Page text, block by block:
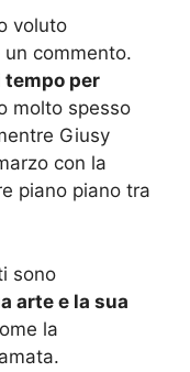
voluto
commento.
tempo per
molto spesso
Giusy
con la
piano piano tra
sono
arte e la sua
la